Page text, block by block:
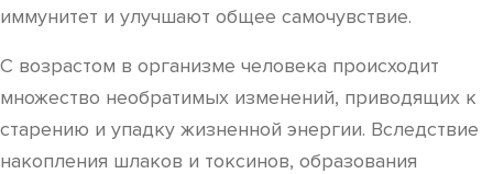
иммунитет и улучшают общее самочувствие.
С возрастом в организме человека происходит
множество необратимых изменений, приводящих к
старению и упадку жизненной энергии. Вследствие
накопления шлаков и токсинов, образования